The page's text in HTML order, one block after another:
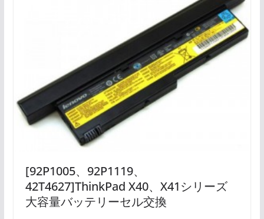
[92P1005、92P1119、
42T4627]ThinkPad X40、X41シリーズ
大容量バッテリーセル交換